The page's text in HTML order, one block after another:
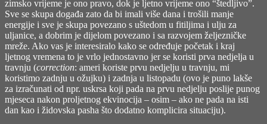
Floyd,
Pulse,
1995)
zimsko vrijeme je ono pravo, dok je ljetno vrijeme ono “štedljivo”.
Sve se skupa događa zato da bi imali više dana i trošili manje
energije i sve je skupa povezano s uštedom u fitiljima i ulju za
uljanice, a dobrim je dijelom povezano i sa razvojem željezničke
mreže. Ako vas je interesiralo kako se određuje početak i kraj
ljetnog vremena to je vrlo jednostavno jer se koristi prva nedjelja u
travnju (correction: ameri koriste prvu nedjelju u travnju, mi
koristimo zadnju u ožujku) i zadnja u listopadu (ovo je puno lakše
za izračunati od npr. uskrsa koji pada na prvu nedjelju poslije punog
mjeseca nakon proljetnog ekvinocija – osim – ako ne pada na isti
dan kao i židovska pasha što dodatno komplicira situaciju).